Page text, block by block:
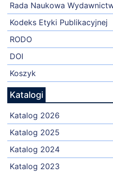
Rada Naukowa
Kodeks Etyki Publikacyjnej
RODO
DOI
Koszyk
Katalogi
Katalog 2026
Katalog 2025
Katalog 2024
Katalog 2023